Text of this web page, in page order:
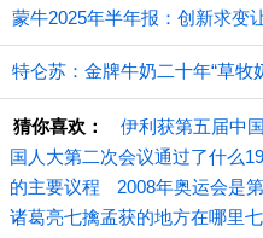
蒙牛2025年半年报：创新求变
特仑苏：金牌牛奶二十年“草牧
猜你喜欢： 伊利获第五届中
国人大第二次会议通过了什么
的主要议程
2008年奥运会是
诸葛亮七擒孟获的地方在哪里